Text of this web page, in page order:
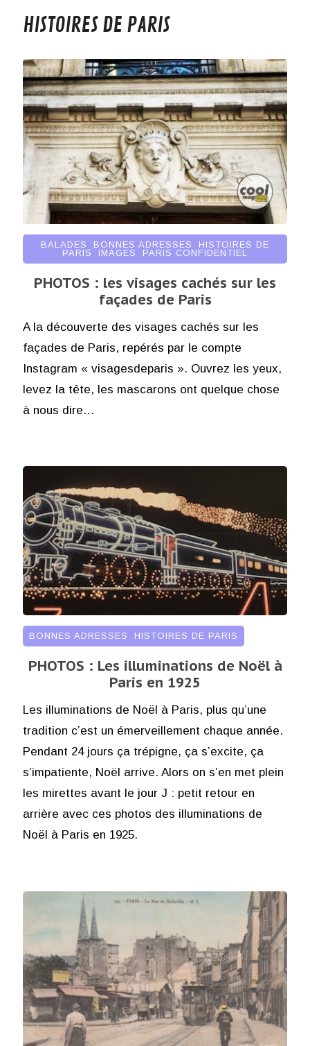
HISTOIRES DE PARIS
BALADES BONNES ADRESSES
HISTOIRES DE
PARIS
IMAGES PARIS CONFIDENTIEL
PHOTOS : les visages cachés sur les
façades de Paris
A la découverte des visages cachés sur les
façades de Paris, repérés par le compte
Instagram « visagesdeparis ». Ouvrez les yeux,
levez la tête, les mascarons ont quelque chose
à nous dire…
BONNES ADRESSES , HISTOIRES DE PARIS
PHOTOS : Les illuminations de Noël à
Paris en 1925
Les illuminations de Noël à Paris, plus qu’une
tradition c’est un émerveillement chaque année.
Pendant 24 jours ça trépigne, ça s’excite, ça
s’impatiente, Noël arrive. Alors on s’en met plein
les mirettes avant le jour J : petit retour en
arrière avec ces photos des illuminations de
Noël à Paris en 1925.